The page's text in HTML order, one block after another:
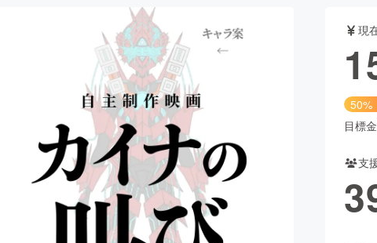
舞台・パフォーマン
ゲーム・サービス開発
書籍・雑誌出版
チャレンジ ビューティー・ヘル
現
50%
目標
支